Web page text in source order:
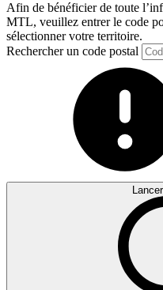
Afin de bénéficier de toute
MTL, veuillez entrer le code
sélectionner votre territoire.
Rechercher un code postal